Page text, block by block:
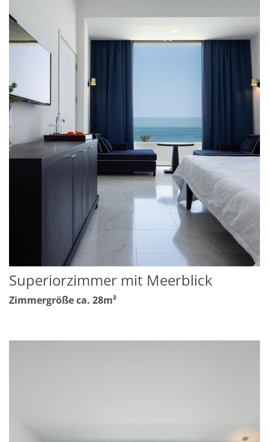
Superiorzimmer mit Meerblick
Zimmergröße ca. 28m²